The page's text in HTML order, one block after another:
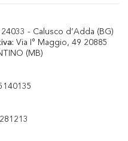
- Calusco d’Adda (BG)
Via I° Maggio, 49 20885
(MB)